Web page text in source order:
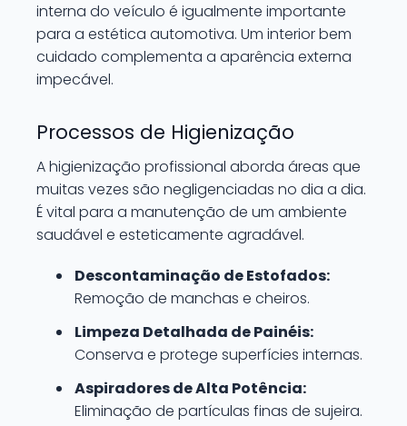
interna do veículo é igualmente importante
para a estética automotiva. Um interior bem
cuidado complementa a aparência externa
impecável.
Processos de Higienização
A higienização profissional aborda áreas que
muitas vezes são negligenciadas no dia a dia.
É vital para a manutenção de um ambiente
saudável e esteticamente agradável.
Descontaminação de Estofados:
Remoção de manchas e cheiros.
Limpeza Detalhada de Painéis:
Conserva e protege superfícies internas.
Aspiradores de Alta Potência:
Eliminação de partículas finas de sujeira.